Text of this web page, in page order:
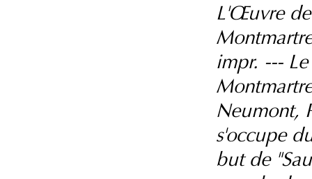
L'Œuvre
impr. ---
Neumont,
s'occupe
but de